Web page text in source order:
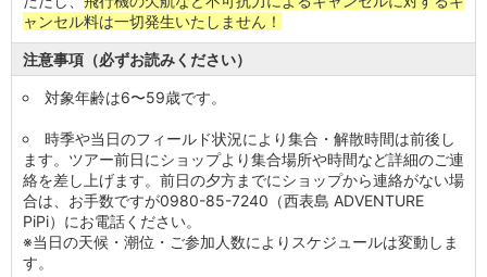
ャンセル料は一切発生いたしません！
注意事項（必ずお読みください）
対象年齢は6〜59歳です。
時季や当日のフィールド状況により集合・解散時間は前後し
ます。ツアー前日にショップより集合場所や時間など詳細のご連
絡を差し上げます。前日の夕方までにショップから連絡がない場
合は、お手数ですが0980-85-7240（西表島 ADVENTURE
PiPi）にお電話ください。
※当日の天候・潮位・ご参加人数によりスケジュールは変動しま
す。